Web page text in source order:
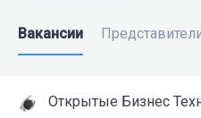
Вакансии
Открытые Бизнес